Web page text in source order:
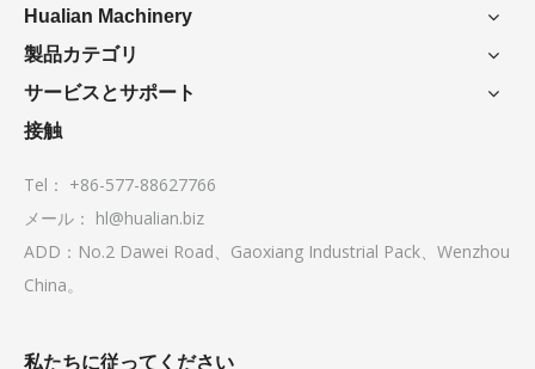
Hualian Machinery
製品カテゴリ
サービスとサポート
接触
Tel： +86-577-88627766
メール： hl@hualian.biz
ADD：No.2 Dawei Road、Gaoxiang Industrial Pack、Wenzhou
China。
私たちに従ってください